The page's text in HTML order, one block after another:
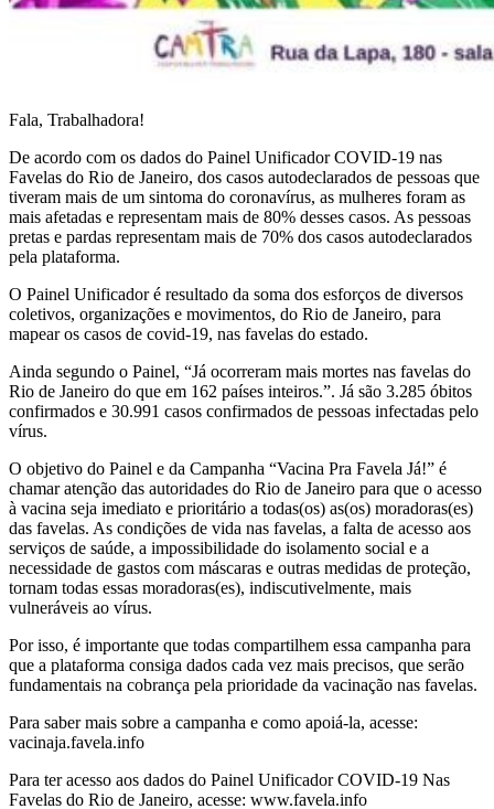
Fala, Trabalhadora!
De acordo com os dados do Painel Unificador COVID-19 nas
Favelas do Rio de Janeiro, dos casos autodeclarados de pessoas que
tiveram mais de um sintoma do coronavírus, as mulheres foram as
mais afetadas e representam mais de 80% desses casos. As pessoas
pretas e pardas representam mais de 70% dos casos autodeclarados
pela plataforma.
O Painel Unificador é resultado da soma dos esforços de diversos
coletivos, organizações e movimentos, do Rio de Janeiro, para
mapear os casos de covid-19, nas favelas do estado.
Ainda segundo o Painel, “Já ocorreram mais mortes nas favelas do
Rio de Janeiro do que em 162 países inteiros.”. Já são 3.285 óbitos
confirmados e 30.991 casos confirmados de pessoas infectadas pelo
vírus.
O objetivo do Painel e da Campanha “Vacina Pra Favela Já!” é
chamar atenção das autoridades do Rio de Janeiro para que o acesso
à vacina seja imediato e prioritário a todas(os) as(os) moradoras(es)
das favelas. As condições de vida nas favelas, a falta de acesso aos
serviços de saúde, a impossibilidade do isolamento social e a
necessidade de gastos com máscaras e outras medidas de proteção,
tornam todas essas moradoras(es), indiscutivelmente, mais
vulneráveis ao vírus.
Por isso, é importante que todas compartilhem essa campanha para
que a plataforma consiga dados cada vez mais precisos, que serão
fundamentais na cobrança pela prioridade da vacinação nas favelas.
Para saber mais sobre a campanha e como apoiá-la, acesse:
vacinaja.favela.info
Para ter acesso aos dados do Painel Unificador COVID-19 Nas
Favelas do Rio de Janeiro, acesse: www.favela.info